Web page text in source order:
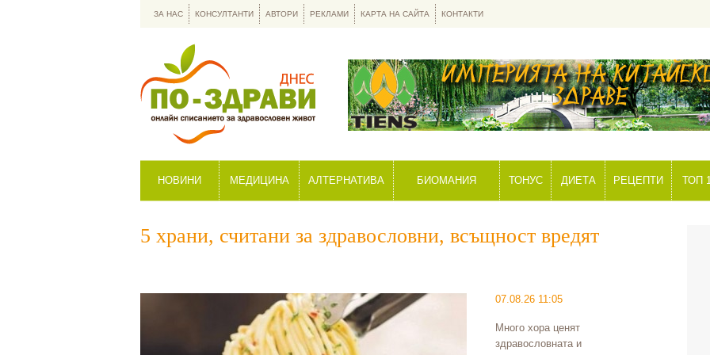
НОВИНИ МЕДИЦИНА АЛТЕРНАТИВА БИОМАНИЯ ТОНУС ДИЕТА РЕЦЕПТИ ТОП
ЗА НАС КОНСУЛТАНТИ АВТОРИ РЕКЛАМИ КАРТА НА САЙТА КОНТАКТИ
5 храни, считани за здравословни, всъщност вредят
07.08.26 11:05
Много хора ценят
здравословната и